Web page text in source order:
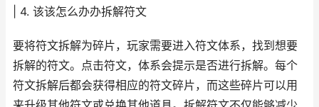
| 4. 该该怎么办办拆解符文
要将符文拆解为碎片，玩家需要进入符文体系，找到想要
拆解的符文。点击符文，体系会提示是否进行拆解。每个
符文拆解后都会获得相应的符文碎片，而这些碎片可以用